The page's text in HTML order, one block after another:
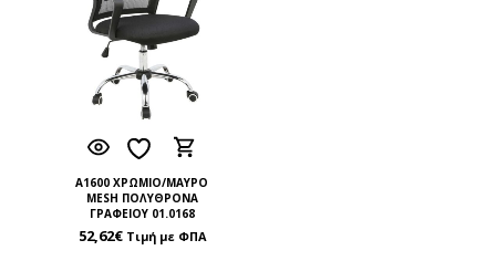
A1600 ΧΡΩΜΙΟ/ΜΑΥΡΟ
MESH ΠΟΛΥΘΡΟΝΑ
ΓΡΑΦΕΙΟΥ 01.0168
52,62€ Τιμή με ΦΠΑ